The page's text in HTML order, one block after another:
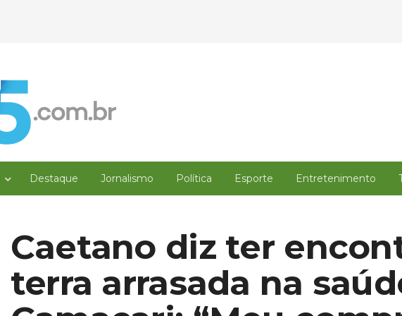
Destaque Jornalismo Política Esporte Entretenimento
Caetano diz ter
terra arrasada na